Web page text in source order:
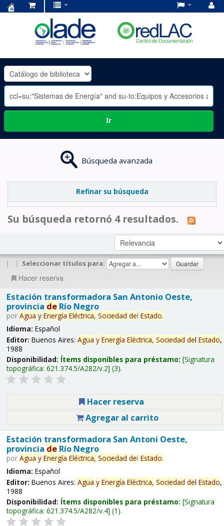
OLADE
-
Ir
Búsqueda avanzada
Refinar su búsqueda
Su búsqueda retornó 4 resultados.
| | Seleccionar títulos para:
Hacer reserva
Estación transformadora San Antonio Oeste,
provincia deRío Negro
por Agua y Energía Eléctrica, Sociedad del Estado.
Idioma: Español
Editor: Buenos Aires: Agua y Energía Eléctrica, Sociedad del Estado,
1988
Disponibilidad: Ítems disponibles para préstamo: Signatura
topográfica: 621.374.5/A282/v.2 (3).
Hacer reserva
Agregar al carrito
Estación transformadora San Antoni Oeste,
provincia deRío Negro
por Agua y Energía Eléctrica, Sociedad del Estado.
Idioma: Español
Editor: Buenos Aires: Agua y Energía Eléctrica, Sociedad del Estado,
1988
Disponibilidad: Ítems disponibles para préstamo: Signatura
topográfica: 621.374.5/A282/v.4 (1).